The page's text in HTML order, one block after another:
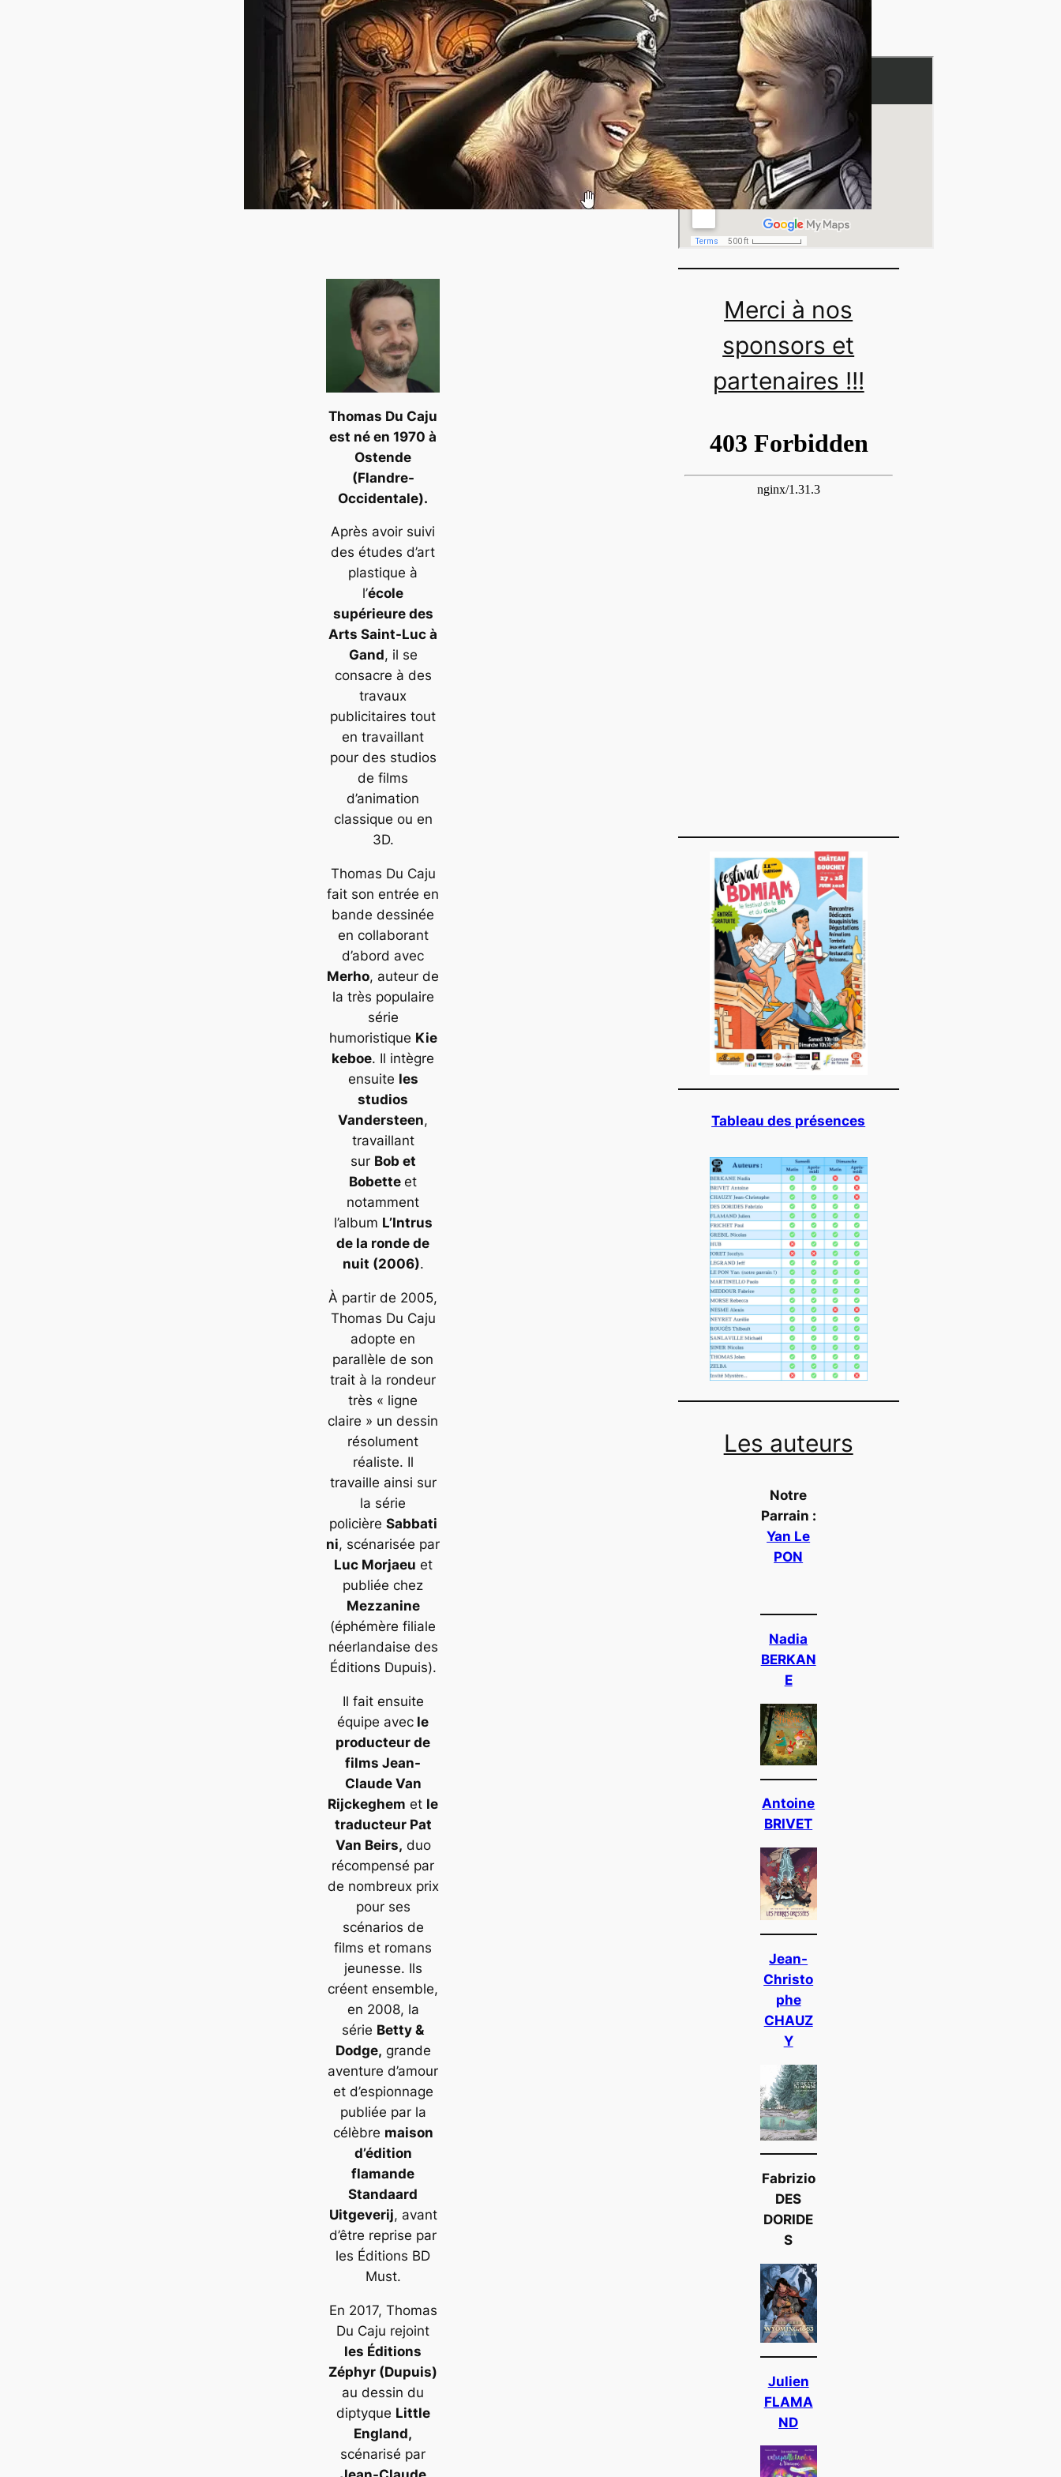
Thomas Du Caju
est né en 1970 à
Ostende
(Flandre-
Occidentale).
Après avoir suivi
des études d’art
plastique à
l’école
supérieure des
Arts Saint-Luc à
Gand, il se
consacre à des
travaux
publicitaires tout
en travaillant
pour des studios
de films
d’animation
classique ou en
3D.
Thomas Du Caju
fait son entrée en
bande dessinée
en collaborant
d’abord avec
Merho, auteur de
la très populaire
série
humoristique Kie
keboe. Il intègre
ensuite les
studios
Vandersteen,
travaillant
sur Bob et
Bobette et
notamment
l’album L’Intrus
de la ronde de
nuit (2006).
À partir de 2005,
Thomas Du Caju
adopte en
parallèle de son
trait à la rondeur
très « ligne
claire » un dessin
résolument
réaliste. Il
travaille ainsi sur
la série
policière Sabbati
ni, scénarisée par
Luc Morjaeu et
publiée chez
Mezzanine
(éphémère filiale
néerlandaise des
Éditions Dupuis).
Il fait ensuite
équipe avec le
producteur de
films Jean-
Claude Van
Rijckeghem et le
traducteur Pat
Van Beirs, duo
récompensé par
de nombreux prix
pour ses
scénarios de
films et romans
jeunesse. Ils
créent ensemble,
en 2008, la
série Betty &
Dodge, grande
aventure d’amour
et d’espionnage
publiée par la
célèbre maison
d’édition
flamande
Standaard
Uitgeverij, avant
d’être reprise par
les Éditions BD
Must.
En 2017, Thomas
Du Caju rejoint
les Éditions
Zéphyr (Dupuis)
au dessin du
diptyque Little
England,
scénarisé par
Château du
Bouchet
Merci à nos
sponsors et
partenaires !!!
Tableau des présences
Les auteurs
Notre
Parrain :
Yan Le
PON
Nadia
BERKAN
E
Antoine
BRIVET
Jean-
Christo
phe
CHAUZ
Y
Fabrizio
DES
DORIDE
S
Julien
FLAMA
ND